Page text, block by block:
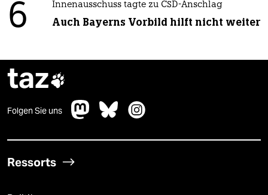
6 Innenausschuss tagte zu CSD-Anschlag
Auch Bayerns Vorbild hilft nicht weiter
taz
Folgen Sie uns
Ressorts